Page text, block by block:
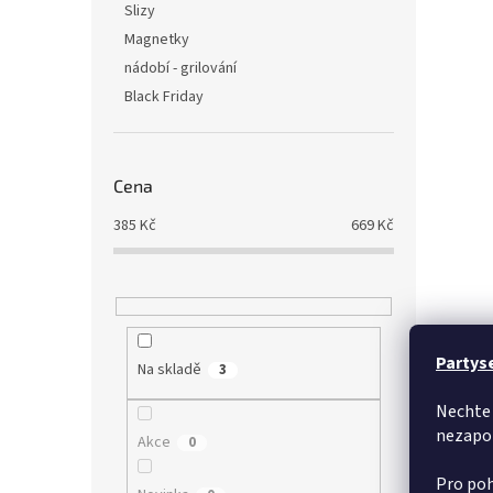
Pro
Slizy
Magnetky
nádobí - grilování
Black Friday
Cena
385 Kč 669Kč
Na skladě 3
Akce 0